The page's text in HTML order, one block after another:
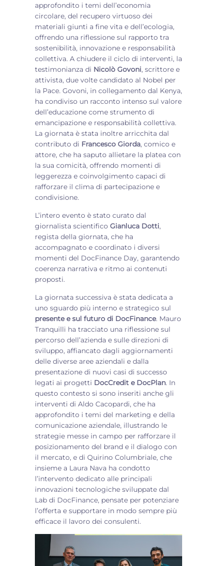
approfondito i temi dell’economia
circolare, del recupero virtuoso dei
materiali giunti a fine vita e dell’ecologia,
offrendo una riflessione sul rapporto tra
sostenibilità, innovazione e responsabilità
collettiva. A chiudere il ciclo di interventi, la
testimonianza di Nicolò Govoni, scrittore e
attivista, due volte candidato al Nobel per
la Pace. Govoni, in collegamento dal Kenya,
ha condiviso un racconto intenso sul valore
dell’educazione come strumento di
emancipazione e responsabilità collettiva.
La giornata è stata inoltre arricchita dal
contributo di Francesco Giorda, comico e
attore, che ha saputo allietare la platea con
la sua comicità, offrendo momenti di
leggerezza e coinvolgimento capaci di
rafforzare il clima di partecipazione e
condivisione.
L’intero evento è stato curato dal
giornalista scientifico Gianluca Dotti,
regista della giornata, che ha
accompagnato e coordinato i diversi
momenti del DocFinance Day, garantendo
coerenza narrativa e ritmo ai contenuti
proposti.
La giornata successiva è stata dedicata a
uno sguardo più interno e strategico sul
presente e sul futuro di DocFinance. Mauro
Tranquilli ha tracciato una riflessione sul
percorso dell’azienda e sulle direzioni di
sviluppo, affiancato dagli aggiornamenti
delle diverse aree aziendali e dalla
presentazione di nuovi casi di successo
legati ai progetti DocCredit e DocPlan. In
questo contesto si sono inseriti anche gli
interventi di Aldo Cacopardi, che ha
approfondito i temi del marketing e della
comunicazione aziendale, illustrando le
strategie messe in campo per rafforzare il
posizionamento del brand e il dialogo con
il mercato, e di Quirino Columbriale, che
insieme a Laura Nava ha condotto
l’intervento dedicato alle principali
innovazioni tecnologiche sviluppate dal
Lab di DocFinance, pensate per potenziare
l’offerta e supportare in modo sempre più
efficace il lavoro dei consulenti.